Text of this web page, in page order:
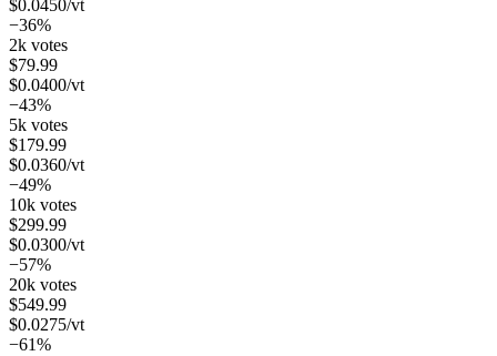
$0.0450/vt
−36%
2k votes
$79.99
$0.0400/vt
−43%
5k votes
$179.99
$0.0360/vt
−49%
10k votes
$299.99
$0.0300/vt
−57%
20k votes
$549.99
$0.0275/vt
−61%